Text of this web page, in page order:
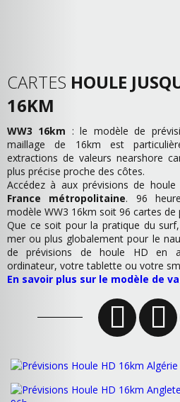
CARTES HOULE
16KM
WW3 16km : le modèle de
maillage de 16km est
extractions de valeurs nearshore
plus précise proche des côtes.
Accédez à aux prévisions de
France métropolitaine. 96
modèle WW3 16km soit 96 cartes de
Que ce soit pour la pratique du
mer ou plus globalement pour le
de prévisions de houle HD en
ordinateur, votre tablette ou votre
En savoir plus sur le modèle de